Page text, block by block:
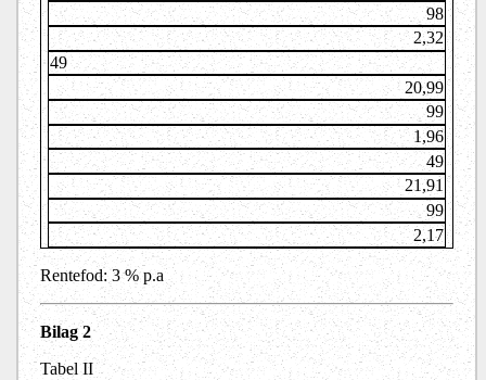
98
2,32
49
20,99
99
1,96
49
21,91
99
2,17
Rentefod: 3 % p.a
Bilag 2
Tabel II